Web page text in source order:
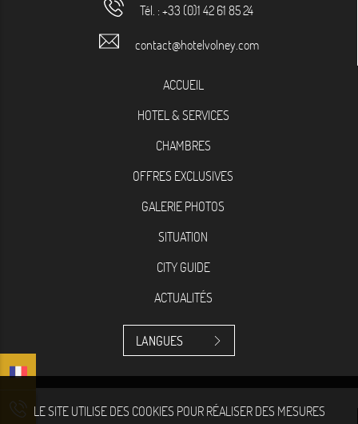
Tél. :+33 (0)1 42 61 85 24
contact@hotelvolney.com
ACCUEIL
HOTEL & SERVICES
CHAMBRES
OFFRES EXCLUSIVES
GALERIE PHOTOS
SITUATION
CITY GUIDE
ACTUALITÉS
LANGUES
LE SITE UTILISE DES COOKIES POUR RÉALISER DES MESURES